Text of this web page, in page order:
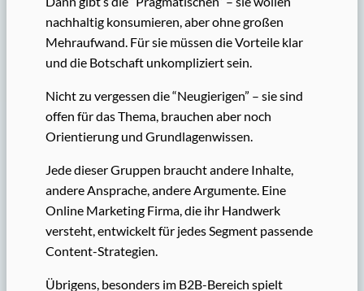
nachhaltig konsumieren, aber ohne großen
Mehraufwand. Für sie müssen die Vorteile klar
und die Botschaft unkompliziert sein.
Nicht zu vergessen die “Neugierigen” – sie sind
offen für das Thema, brauchen aber noch
Orientierung und Grundlagenwissen.
Jede dieser Gruppen braucht andere Inhalte,
andere Ansprache, andere Argumente. Eine
Online Marketing Firma, die ihr Handwerk
versteht, entwickelt für jedes Segment passende
Content-Strategien.
Übrigens, besonders im B2B-Bereich spielt